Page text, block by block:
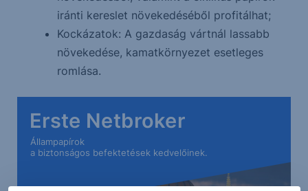
iránti kereslet növekedéséből profitálhat;
Kockázatok: A gazdaság vártnál lassabb
növekedése, kamatkörnyezet esetleges
romlása.
Erste Netbroker
Állampapírok
a biztonságos befektetések kedvelőinek.